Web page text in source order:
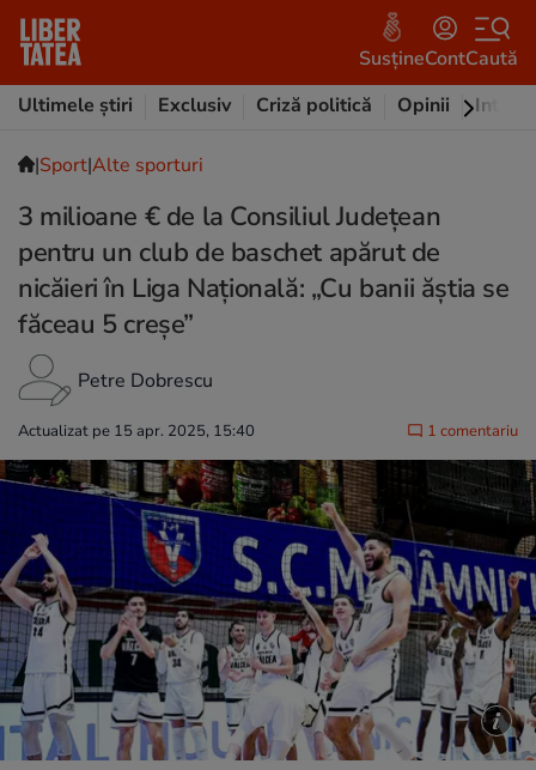
SusțineContCaută
Ultimele știri
Exclusiv Criză politică Opinii
|Sport|Alte sporturi
3 milioane € de la Consiliul Județean
pentru un club de baschet apărut de
nicăieri în Liga Națională: „Cu banii ăștia se
făceau 5 creșe”
Petre Dobrescu
Actualizat pe 15 apr. 2025, 15:40 1 comentariu